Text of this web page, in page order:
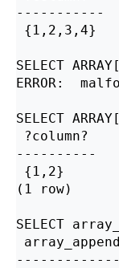
-----------
{1,2,3,4}
SELECT
ERROR:
SELECT
?column?
----------
{1,2}
(1 row)
SELECT
array_append